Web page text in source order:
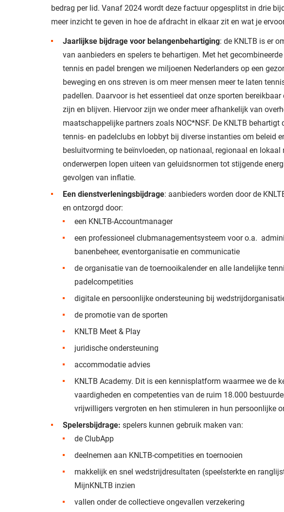
bedrag per lid. Vanaf 2024 wordt deze factuur opgesplitst in drie
meer inzicht te geven in hoe de afdracht in elkaar zit en wat je
Jaarlijkse bijdrage voor belangenbehartiging: de KNLTB is er
van aanbieders en spelers te behartigen. Met het
tennis en padel brengen we miljoenen Nederlanders op een
beweging en ons streven is om meer mensen meer te laten
padellen. Daarvoor is het essentieel dat onze sporten
zijn en blijven. Hiervoor zijn we onder meer afhankelijk van
maatschappelijke partners zoals NOC*NSF. De KNLTB behartigt
tennis- en padelclubs en lobbyt bij diverse instanties om beleid
besluitvorming te beïnvloeden, op nationaal, regionaal en lokaal
onderwerpen lopen uiteen van geluidsnormen tot stijgende
gevolgen van inflatie.
Een dienstverleningsbijdrage: aanbieders worden door de
en ontzorgd door:
een KNLTB-Accountmanager
een professioneel clubmanagementsysteem voor o.a.
banenbeheer, eventorganisatie en communicatie
de organisatie van de toernooikalender en alle landelijke
padelcompetities
digitale en persoonlijke ondersteuning bij
de promotie van de sporten
KNLTB Meet & Play
juridische ondersteuning
accommodatie advies
KNLTB Academy. Dit is een kennisplatform waarmee we de
vaardigheden en competenties van de ruim 18.000
vrijwilligers vergroten en hen stimuleren in hun persoonlijke
Spelersbijdrage: spelers kunnen gebruik maken van:
de ClubApp
deelnemen aan KNLTB-competities en toernooien
makkelijk en snel wedstrijdresultaten (speelsterkte en
MijnKNLTB inzien
vallen onder de collectieve ongevallen verzekering